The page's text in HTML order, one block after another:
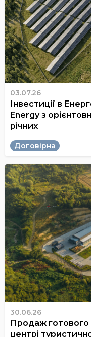
03.07.26
Інвестиції в
Energy з
річних
Договірна
30.06.26
Продаж готового
центрі